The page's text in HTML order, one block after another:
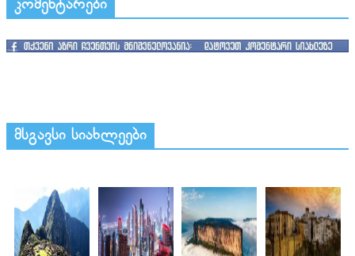
კომენტარები
მსგავსი სიახლეები